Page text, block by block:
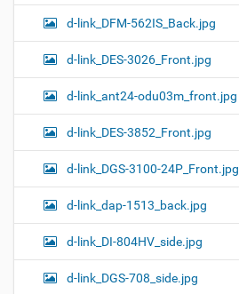
d-link_DFM-562IS_Back.jpg
d-link_DES-3026_Front.jpg
d-link_ant24-odu03m_front.jpg
d-link_DES-3852_Front.jpg
d-link_DGS-3100-24P_Front.jpg
d-link_dap-1513_back.jpg
d-link_DI-804HV_side.jpg
d-link_DGS-708_side.jpg